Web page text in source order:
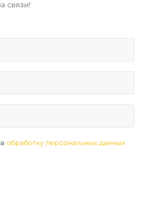
связи!
обработку персональных данных